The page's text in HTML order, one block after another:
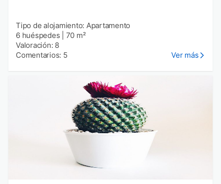
Tipo de alojamiento: Apartamento
6 huéspedes
70 m²
Valoración: 8
Comentarios: 5
Ver más